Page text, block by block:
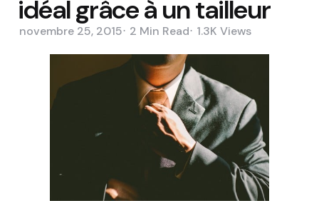
idéal grâce à un tailleur
novembre 25, 2015 2 Min Read 1.3K Views